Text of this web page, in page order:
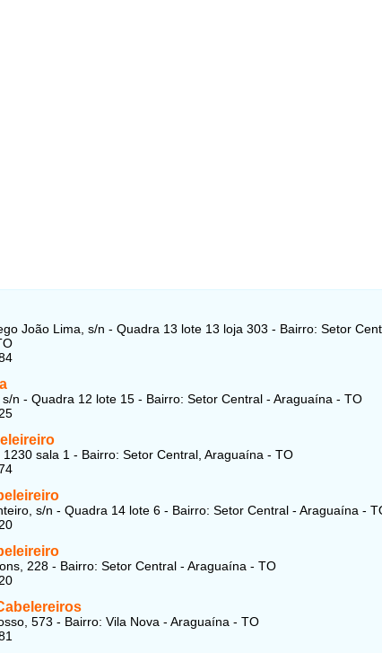
João Lima, s/n - Quadra 13 lote 13 loja 303 - Bairro: Setor
n - Quadra 12 lote 15 - Bairro: Setor Central - Araguaína - TO
1230 sala 1 - Bairro: Setor Central, Araguaína - TO
s/n - Quadra 14 lote 6 - Bairro: Setor Central - Araguaína -
228 - Bairro: Setor Central - Araguaína - TO
573 - Bairro: Vila Nova - Araguaína - TO